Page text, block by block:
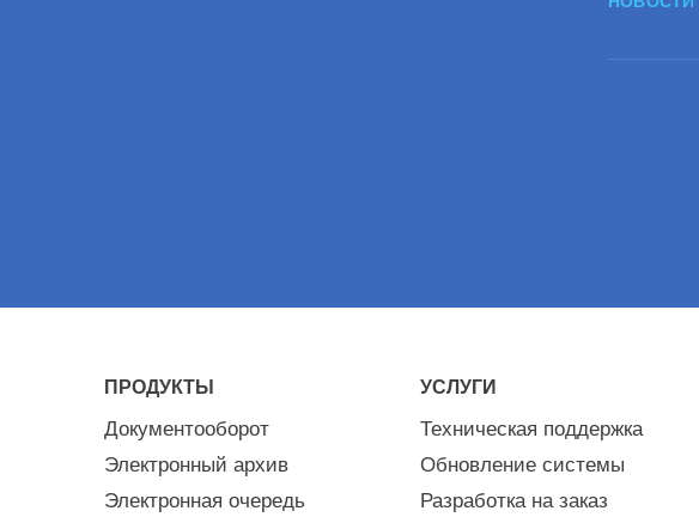
ПРОДУКТЫ
Документооборот
Электронный архив
Электронная очередь
УСЛУГИ
Техническая поддержка
Обновление системы
Разработка на заказ